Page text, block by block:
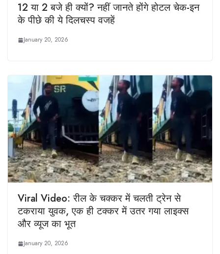
12 या 2 बजे ही क्यों? नहीं जानते होंगे होटल चेक-इन
के पीछे की ये दिलचस्प वजहें
January 20, 2026
Viral Video: रील के चक्कर में चलती ट्रेन से
टकराया युवक, एक ही टक्कर में उतर गया लाइक्स
और व्यूज का भूत
January 20, 2026